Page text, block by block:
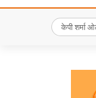
केपी शर्मा